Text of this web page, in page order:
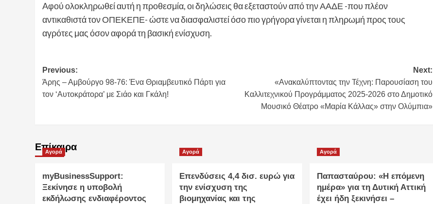
Aφού ολοκληρωθεί αυτή η προθεσμία, οι δηλώσεις θα εξεταστούν από την ΑΑΔΕ -που πλέον
αντικαθιστά τον ΟΠΕΚΕΠΕ- ώστε να διασφαλιστεί όσο πιο γρήγορα γίνεται η πληρωμή προς τους
αγρότες μας όσον αφορά τη βασική ενίσχυση.
Post
navigation
Previous:
Άρης – Αμβούργο 98-76: Ένα Θριαμβευτικό Πάρτι για
τον ‘Αυτοκράτορα’ με Σιάο και Γκάλη!
Next:
«Ανακαλύπτοντας την Τέχνη: Παρουσίαση του
Καλλιτεχνικού Προγράμματος 2025-2026 στο Δημοτικό
Μουσικό Θέατρο «Μαρία Κάλλας» στην Ολύμπια»
Επίκαιρα
Αγορά
myBusinessSupport:
Ξεκίνησε η υποβολή
εκδήλωσης ενδιαφέροντος
Αγορά
Επενδύσεις 4,4 δισ. ευρώ για
την ενίσχυση της
βιομηχανίας και της
Αγορά
Παπασταύρου: «Η επόμενη
ημέρα» για τη Δυτική Αττική
έχει ήδη ξεκινήσει –